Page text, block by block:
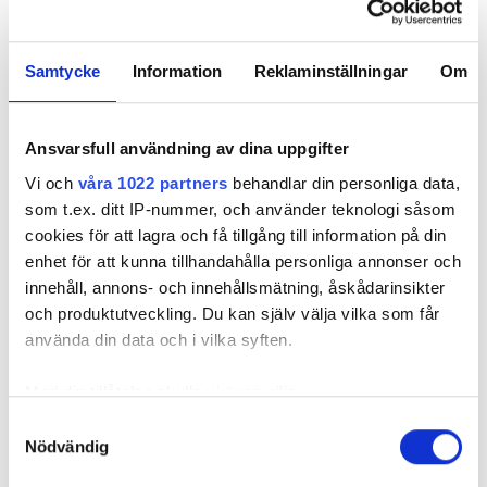
Samtycke Information Reklaminställningar Om
Ansvarsfull användning av dina uppgifter
Vi och våra 1022 partners behandlar din personliga data,
som t.ex. ditt IP-nummer, och använder teknologi såsom
cookies för att lagra och få tillgång till information på din
enhet för att kunna tillhandahålla personliga annonser och
innehåll, annons- och innehållsmätning, åskådarinsikter
och produktutveckling. Du kan själv välja vilka som får
använda din data och i vilka syften.
Med din tillåtelse skulle vi även vilja:
som kan ha en noggrannhet på upp till flera meter
Nödvändig
ställen. Där ser vi ett behov av att öka vår dialog
viss framförhållning idag, och jag tycker det börjar
växa fram en ökad medvetenhet om det, säger
Nyhetsbrev
Prenumerera på vårt nyhetsbrev och få nyheter, tips
och bevakningar rakt ner i inkorgen